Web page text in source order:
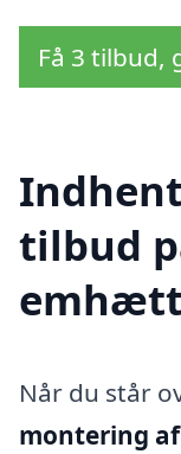
Få 3 tilbud,
tilbud
Når du står
montering